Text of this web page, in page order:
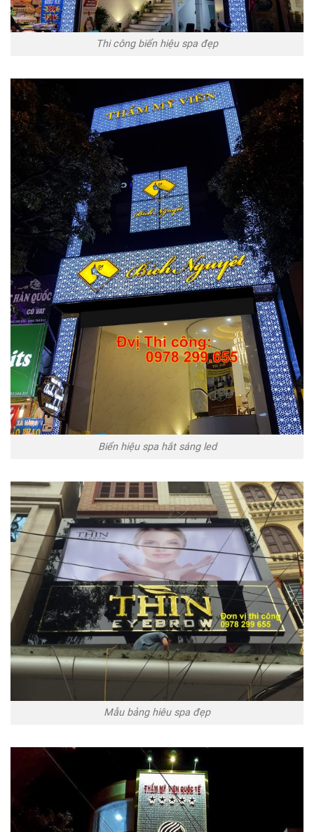
Thi công biển hiệu spa đẹp
Biển hiệu spa hắt sáng led
Mẫu bảng hiêu spa đẹp